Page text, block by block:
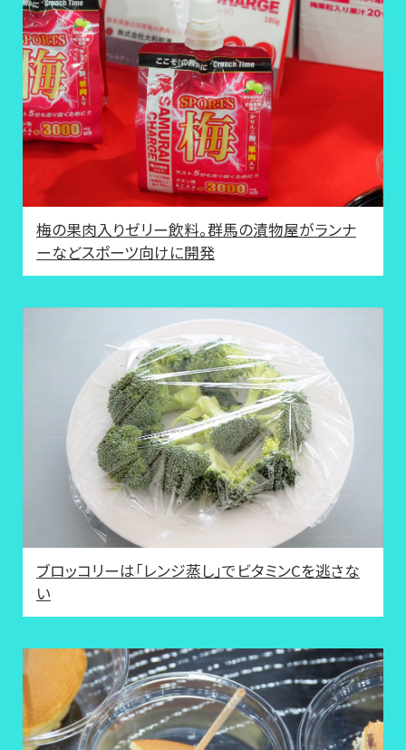
梅の果肉入りゼリー飲料。群馬の漬物屋がランナ
ーなどスポーツ向けに開発
ブロッコリーは「レンジ蒸し」でビタミンCを逃さな
い